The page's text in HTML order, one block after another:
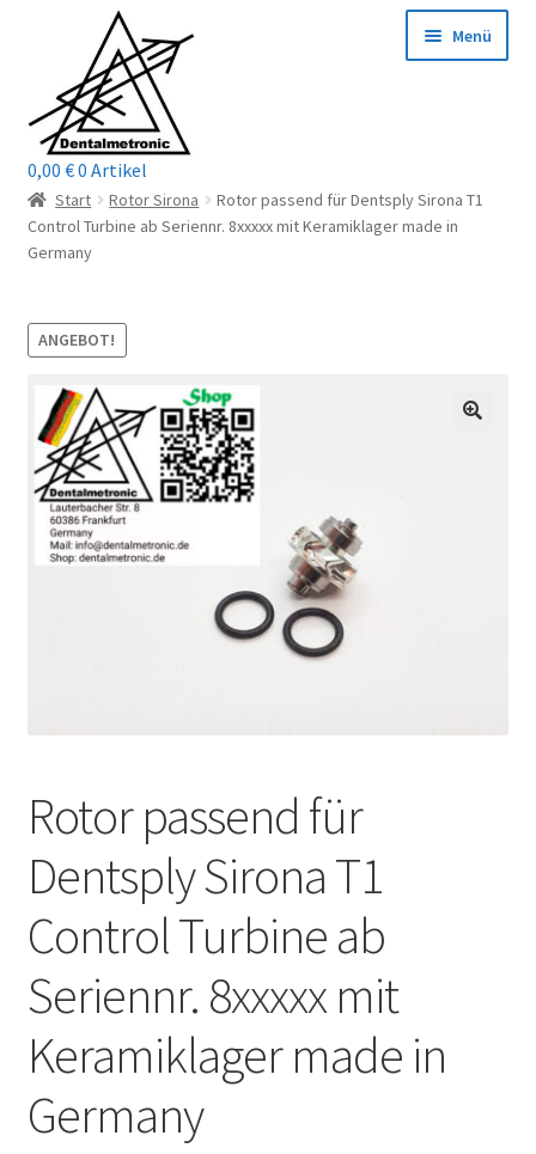
Navigation
springen
springen
Menü
Home
Shop
Reparaturservice
Wichtige Infos
Unsere Firma
0,00 €0 Artikel
Start Rotor Sirona
Rotor passend für Dentsply Sirona T1
Control Turbine ab Seriennr. 8xxxxx mit Keramiklager made in
Germany
ANGEBOT!
Rotor passend für
Dentsply Sirona T1
Control Turbine ab
Seriennr. 8xxxxx mit
Keramiklager made in
Germany